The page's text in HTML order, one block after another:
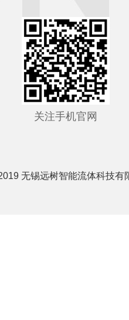
关注手机官网
无锡远树智能流体科技